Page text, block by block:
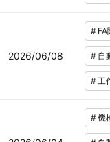
2026/06/08
# FA
# 自
#工
#機